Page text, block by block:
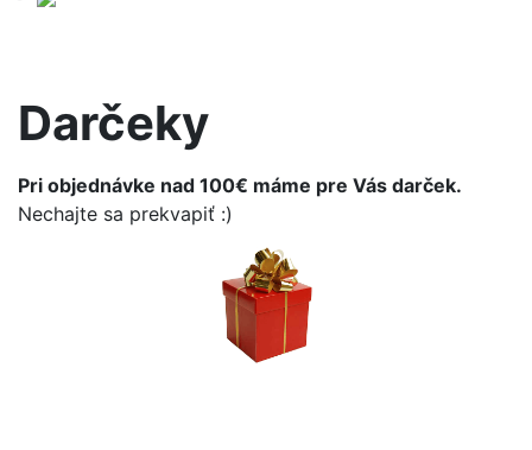
Darčeky
Pri objednávke nad 100€ máme pre Vás darček.
Nechajte sa prekvapiť :)